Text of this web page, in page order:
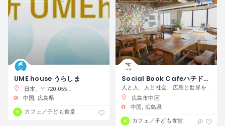
UME house うらしま
日本、〒720-0551 広島県尾道市浦崎町２１９１
中国
広島県
カフェ／子ども食堂
Social Book Cafeハチドリ舎
人と人、人と社会、広島と世界をつなげるソーシャルブックカフェ
広島市中区
中国
広島県
カフェ／子ども食堂